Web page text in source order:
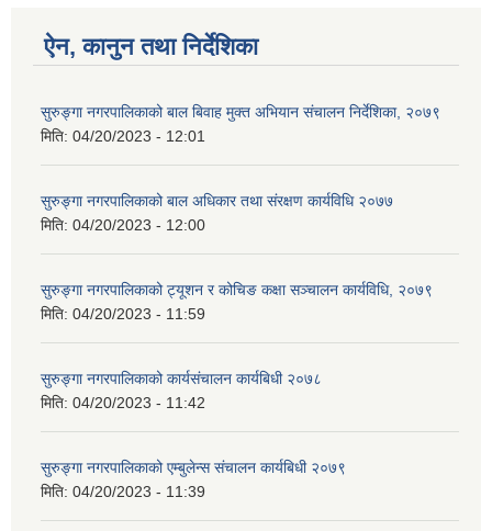
ऐन, कानुन तथा निर्देशिका
सुरुङ्गा नगरपालिकाको बाल बिवाह मुक्त अभियान संचालन निर्देशिका, २०७९
मिति: 04/20/2023 - 12:01
सुरुङ्गा नगरपालिकाको बाल अधिकार तथा संरक्षण कार्यविधि २०७७
मिति: 04/20/2023 - 12:00
सुरुङ्गा नगरपालिकाको ट्यूशन र कोचिङ कक्षा सञ्चालन कार्यविधि, २०७९
मिति: 04/20/2023 - 11:59
सुरुङ्गा नगरपालिकाको कार्यसंचालन कार्यबिधी २०७८
मिति: 04/20/2023 - 11:42
सुरुङ्गा नगरपालिकाको एम्बुलेन्स संचालन कार्यबिधी २०७९
मिति: 04/20/2023 - 11:39